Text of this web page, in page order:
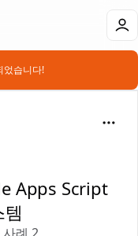
었습니다!
Apps Script